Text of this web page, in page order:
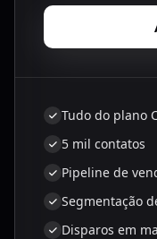
Tudo do plano
5 mil contatos
Pipeline de
Segmentação
Disparos em